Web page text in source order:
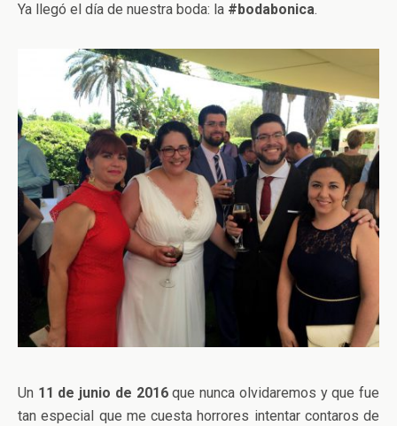
Ya llegó el día de nuestra boda: la #bodabonica.
Un 11 de junio de 2016que nunca olvidaremos y que fue
tan especial que me cuesta horrores intentar contaros de